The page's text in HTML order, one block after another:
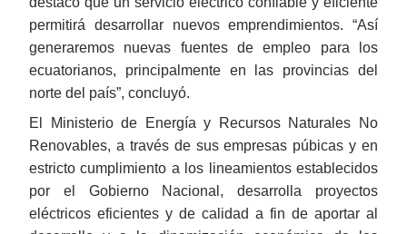
permitirá desarrollar nuevos emprendimientos. “Así
generaremos nuevas fuentes de empleo para los
ecuatorianos, principalmente en las provincias del
norte del país”, concluyó.
El Ministerio de Energía y Recursos Naturales No
Renovables, a través de sus empresas púbicas y en
estricto cumplimiento a los lineamientos establecidos
por el Gobierno Nacional, desarrolla proyectos
eléctricos eficientes y de calidad a fin de aportar al